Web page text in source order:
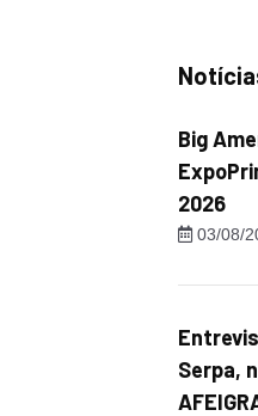
Big
2026
03/08/
Serpa,